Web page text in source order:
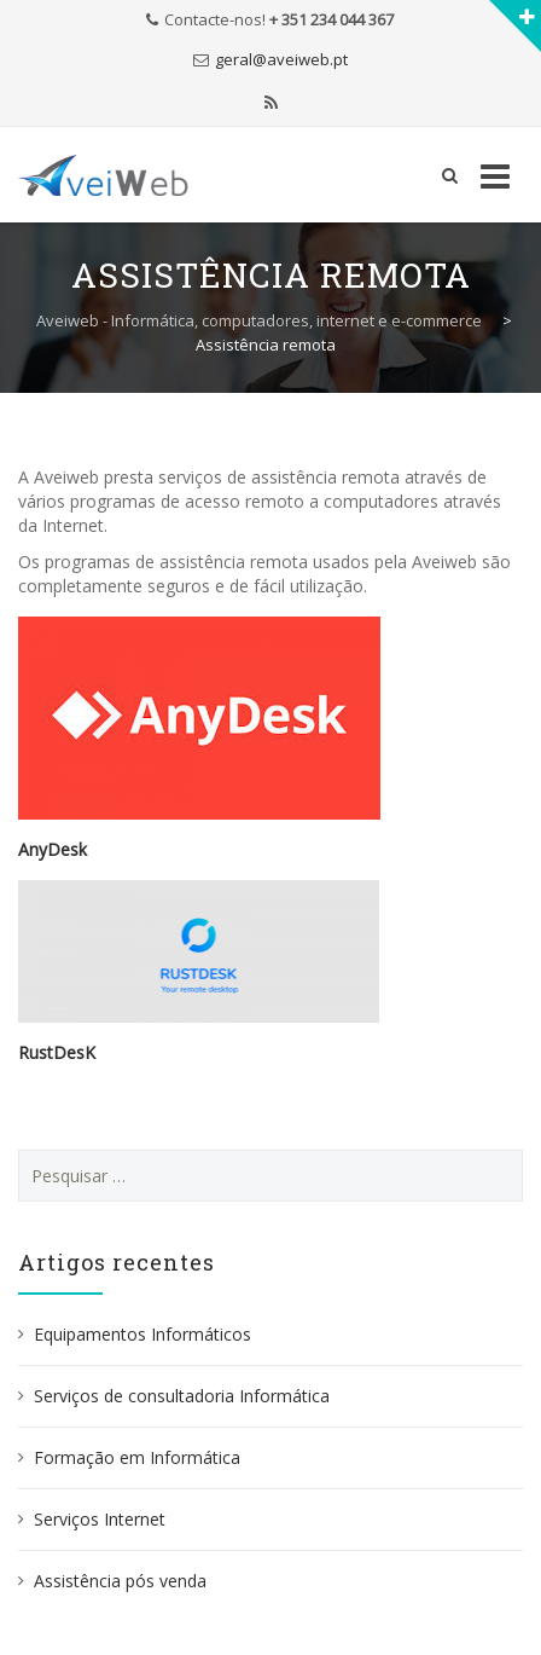
Contacte-nos! + 351 234 044 367
geral@aveiweb.pt
contentASSISTÊNCIA REMOTA
Aveiweb - Informática, computadores, internet e e-commerce
>
Assistência remota
A Aveiweb presta serviços de assistência remota através de
vários programas de acesso remoto a computadores através
da Internet.
Os programas de assistência remota usados pela Aveiweb são
completamente seguros e de fácil utilização.
AnyDesk
RustDesK
u
a
o
:
Artigos recentes
Equipamentos Informáticos
Serviços de consultadoria Informática
Formação em Informática
Serviços Internet
Assistência pós venda